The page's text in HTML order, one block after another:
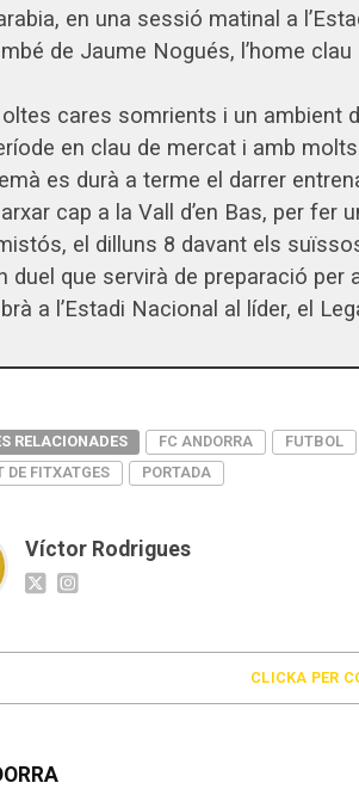
en una sessió matinal a
de Jaume Nogués, l’home clau
cares somrients i un ambient
en clau de mercat i amb
es durà a terme el darrer
cap a la Vall d’en Bas, per fer
el dilluns 8 davant els
duel que servirà de preparació per
a l’Estadi Nacional al líder, el
RELACIONADES FC ANDORRA FUTBOL
DE FITXATGES
PORTADA
Víctor Rodrigues
CLICKA PER